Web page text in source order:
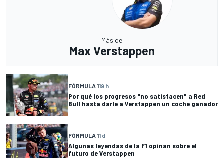
Más de
Max Verstappen
FÓRMULA 119 h
Por qué los progresos "no satisfacen" a Red
Bull hasta darle a Verstappen un coche ganador
FÓRMULA 11 d
Algunas leyendas de la F1 opinan sobre el
futuro de Verstappen